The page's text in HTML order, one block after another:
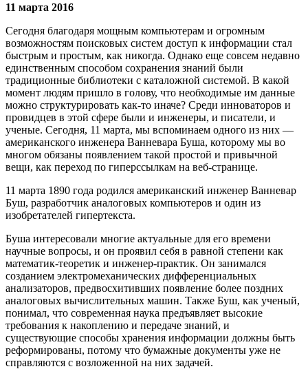
11 марта 2016
Сегодня благодаря мощным компьютерам и огромным
возможностям поисковых систем доступ к информации стал
быстрым и простым, как никогда. Однако еще совсем недавно
единственным способом сохранения знаний были
традиционные библиотеки с каталожной системой. В какой
момент людям пришло в голову, что необходимые им данные
можно структурировать как-то иначе? Среди инноваторов и
провидцев в этой сфере были и инженеры, и писатели, и
ученые. Сегодня, 11 марта, мы вспоминаем одного из них —
американского инженера Ванневара Буша, которому мы во
многом обязаны появлением такой простой и привычной
вещи, как переход по гиперссылкам на веб-странице.
11 марта 1890 года родился американский инженер Ванневар
Буш, разработчик аналоговых компьютеров и один из
изобретателей гипертекста.
Буша интересовали многие актуальные для его времени
научные вопросы, и он проявил себя в равной степени как
математик-теоретик и инженер-практик. Он занимался
созданием электромеханических дифференциальных
анализаторов, предвосхитивших появление более поздних
аналоговых вычислительных машин. Также Буш, как ученый,
понимал, что современная наука предъявляет высокие
требования к накоплению и передаче знаний, и
существующие способы хранения информации должны быть
реформированы, потому что бумажные документы уже не
справляются с возложенной на них задачей.